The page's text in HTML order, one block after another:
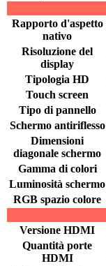
Rapporto d'aspetto
nativo
Risoluzione del
display
Tipologia HD
Touch screen
Tipo di pannello
Schermo antiriflesso
Dimensioni
diagonale schermo
Gamma di colori
Luminosità schermo
RGB spazio colore
Versione HDMI
Quantità porte
HDMI